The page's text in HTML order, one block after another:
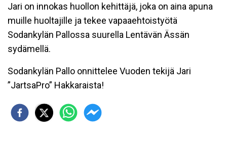
Jari on innokas huollon kehittäjä, joka on aina apuna
muille huoltajille ja tekee vapaaehtoistyötä
Sodankylän Pallossa suurella Lentävän Ässän
sydämellä.
Sodankylän Pallo onnittelee Vuoden tekijä Jari
”JartsaPro” Hakkaraista!